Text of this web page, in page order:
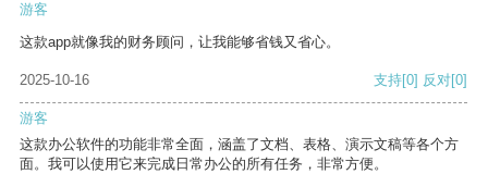
游客
这款app就像我的财务顾问，让我能够省钱又省心。
2025-10-16 支持[0] 反对[0]
游客
这款办公软件的功能非常全面，涵盖了文档、表格、演示文稿等各个方
面。我可以使用它来完成日常办公的所有任务，非常方便。